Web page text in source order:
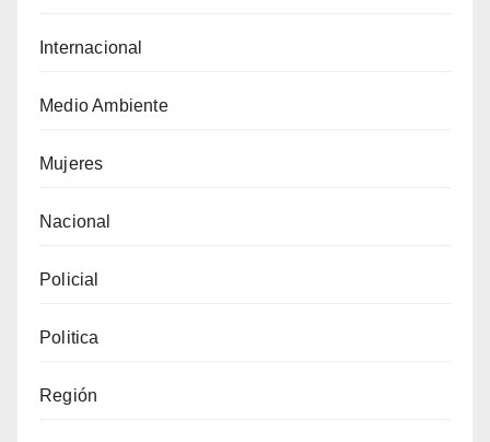
Internacional
Medio Ambiente
Mujeres
Nacional
Policial
Politica
Región